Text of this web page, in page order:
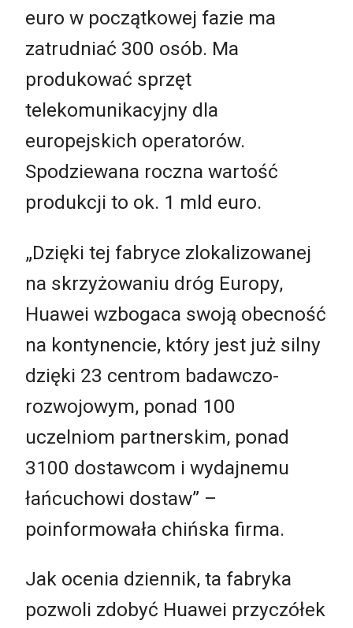
euro w początkowej fazie ma
zatrudniać 300 osób. Ma
produkować sprzęt
telekomunikacyjny dla
europejskich operatorów.
Spodziewana roczna wartość
produkcji to ok. 1 mld euro.
„Dzięki tej fabryce zlokalizowanej
na skrzyżowaniu dróg Europy,
Huawei wzbogaca swoją obecność
na kontynencie, który jest już silny
dzięki 23 centrom badawczo-
rozwojowym, ponad 100
uczelniom partnerskim, ponad
3100 dostawcom i wydajnemu
łańcuchowi dostaw” –
poinformowała chińska firma.
Jak ocenia dziennik, ta fabryka
pozwoli zdobyć Huawei przyczółek